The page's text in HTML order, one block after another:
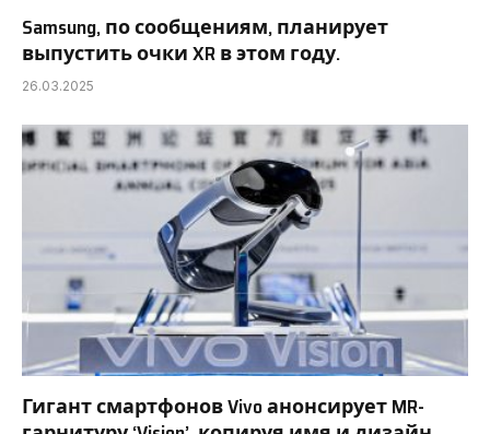
Samsung, по сообщениям, планирует
выпустить очки XR в этом году.
26.03.2025
Гигант смартфонов Vivo анонсирует MR-